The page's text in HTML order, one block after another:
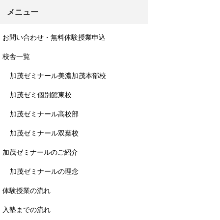
メニュー
お問い合わせ・無料体験授業申込
校舎一覧
加茂ゼミナール美濃加茂本部校
加茂ゼミ個別館東校
加茂ゼミナール高校部
加茂ゼミナール双葉校
加茂ゼミナールのご紹介
加茂ゼミナールの理念
体験授業の流れ
入塾までの流れ